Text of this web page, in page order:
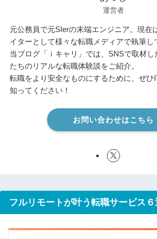
運営者
元公務員で元SIerの末端エンジニア。現在
イターとして様々な転職メディアで執筆
当ブログ「ｉキャリ」では、SNSで取材し
たちのリアルな転職体験談をご紹介。
転職をより安全なものにするために、ぜひ
知ってください！
お問い合わせはこちら
フルリモートが叶う転職サービス６